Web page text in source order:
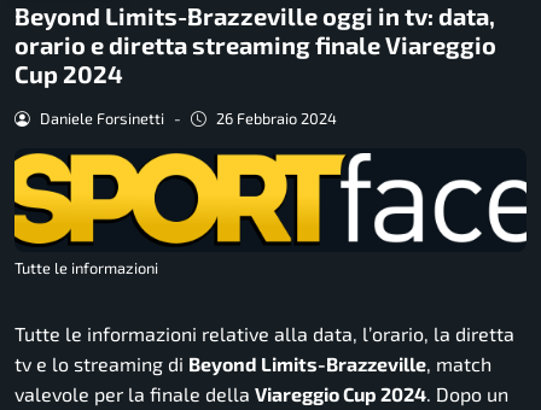
Beyond Limits-Brazzeville oggi in tv: data,
orario e diretta streaming finale Viareggio
Cup 2024
Daniele Forsinetti - 26 Febbraio 2024
Tutte le informazioni
Tutte le informazioni relative alla data, l’orario, la diretta
tv e lo streaming di Beyond Limits-Brazzeville , match
valevole per la finale della Viareggio Cup 2024 . Dopo un